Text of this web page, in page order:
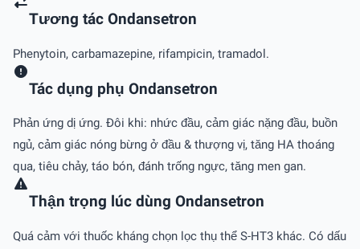
Tương tác Ondansetron
Phenytoin, carbamazepine, rifampicin, tramadol.
Tác dụng phụ Ondansetron
Phản ứng dị ứng. Ðôi khi: nhức đầu, cảm giác nặng đầu, buồn
ngủ, cảm giác nóng bừng ở đầu & thượng vị, tăng HA thoáng
qua, tiêu chảy, táo bón, đánh trống ngực, tăng men gan.
Thận trọng lúc dùng Ondansetron
Quá cảm với thuốc kháng chọn lọc thụ thể S-HT3 khác. Có dấu